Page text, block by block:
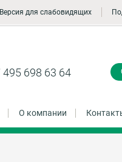
Версия для слабовидящих
495 698 63 64
О компании
звонок